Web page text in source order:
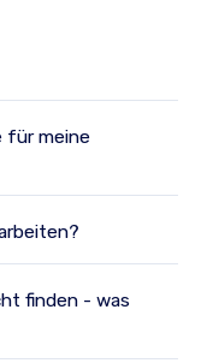
für meine
finden - was